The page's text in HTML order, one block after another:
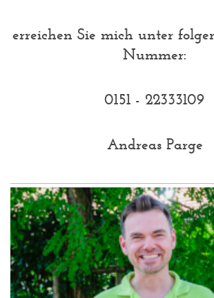
erreichen Sie mich unter
Nummer:
0151 - 22333109
Andreas Parge